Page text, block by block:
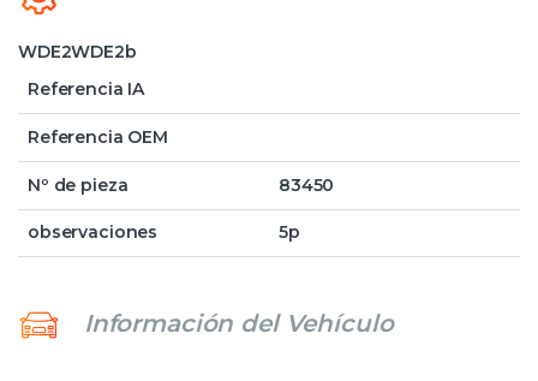
WDE2WDE2b
Referencia IA
Referencia OEM
Nº de pieza 83450
observaciones 5p
Información del Vehículo